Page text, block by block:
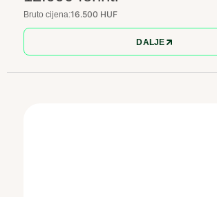
Bruto cijena:16.500 HUF
DALJE